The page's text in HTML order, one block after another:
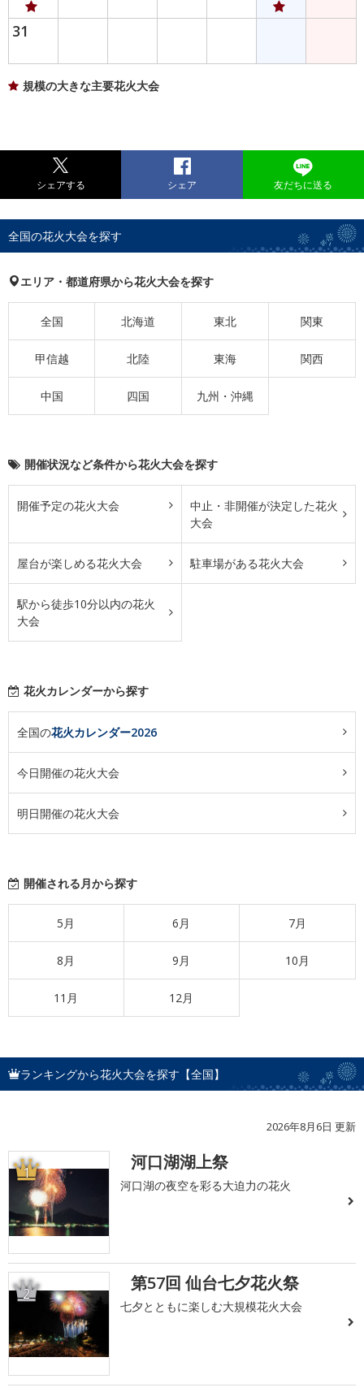
31
規模の大きな主要花火大会
シェアする シェア 友だちに送る
全国の花火大会を探す
エリア・都道府県から花火大会を探す
全国 北海道 東北 関東
甲信越 北陸 東海 関西
中国 四国 九州・沖縄
開催状況など条件から花火大会を探す
開催予定の花火大会
中止・非開催が決定した花火
大会
屋台が楽しめる花火大会 駐車場がある花火大会
駅から徒歩10分以内の花火
大会
花火カレンダーから探す
全国の花火カレンダー2026
今日開催の花火大会
明日開催の花火大会
開催される月から探す
5月 6月 7月
8月 9月 10月
11月 12月
ランキングから花火大会を探す【全国】
2026年8月6日 更新
1 河口湖湖上祭
河口湖の夜空を彩る大迫力の花火
2 第57回 仙台七夕花火祭
七夕とともに楽しむ大規模花火大会